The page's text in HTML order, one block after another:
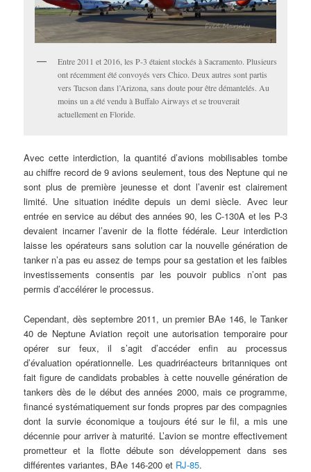
Entre 2011 et 2016, les P-3 étaient stockés à Sacramento. Plusieurs
ont récemment été convoyés vers Chico. Deux autres sont partis
vers Tucson dans l’Arizona, sans doute pour être démantelés. Au
moins un a été vendu à Buffalo Airways et se trouverait
actuellement en Floride.
Avec cette interdiction, la quantité d’avions mobilisables tombe
au chiffre record de 9 avions seulement, tous des Neptune qui ne
sont plus de première jeunesse et dont l’avenir est clairement
limité. Une situation inédite depuis un demi siècle. Avec leur
entrée en service au début des années 90, les C-130A et les P-3
devaient incarner l’avenir de la flotte fédérale. Leur interdiction
laisse les opérateurs sans solution car la nouvelle génération de
tanker n’a pas eu assez de temps pour sa gestation et les faibles
investissements consentis par les pouvoir publics n’ont pas
permis d’accélérer le processus.
Cependant, dès septembre 2011, un premier BAe 146, le Tanker
40 de Neptune Aviation reçoit une autorisation temporaire pour
opérer sur feux, il s’agit d’accéder enfin au processus
d’évaluation opérationnelle. Les quadriréacteurs britanniques ont
fait figure de candidats probables à cette nouvelle génération de
tankers dès de le début des années 2000, mais ce programme,
financé systématiquement sur fonds propres par des compagnies
dont la survie économique a toujours été sur le fil, a mis une
décennie pour arriver à maturité. L’avion se montre effectivement
prometteur et la flotte débute son développement dans ses
différentes variantes, BAe 146-200 et RJ-85.